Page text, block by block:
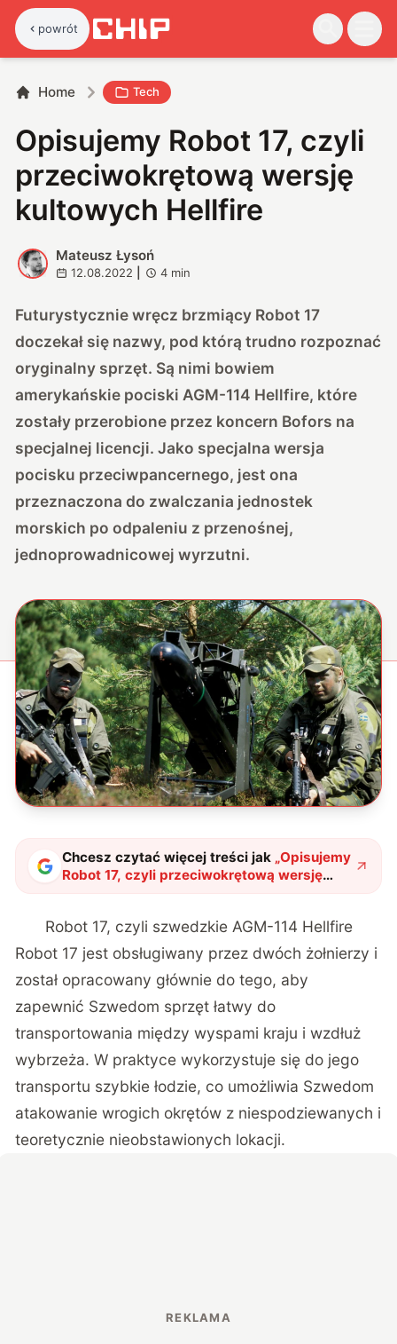
powrót
Home Tech
Opisujemy Robot 17, czyli
przeciwokrętową wersję
kultowych Hellfire
M
Mateusz Łysoń
12.08.2022 4 min
Futurystycznie wręcz brzmiący Robot 17
doczekał się nazwy, pod którą trudno rozpoznać
oryginalny sprzęt. Są nimi bowiem
amerykańskie pociski AGM-114 Hellfire, które
zostały przerobione przez koncern Bofors na
specjalnej licencji. Jako specjalna wersja
pocisku przeciwpancernego, jest ona
przeznaczona do zwalczania jednostek
morskich po odpaleniu z przenośnej,
jednoprowadnicowej wyrzutni.
Chcesz czytać więcej treści jak „Opisujemy
Robot 17, czyli przeciwokrętową wersję
kultowych Hellfire"?
Robot 17, czyli szwedzkie AGM-114 Hellfire
Robot 17 jest obsługiwany przez dwóch żołnierzy i
został opracowany głównie do tego, aby
zapewnić Szwedom sprzęt łatwy do
transportowania między wyspami kraju i wzdłuż
wybrzeża. W praktyce wykorzystuje się do jego
transportu szybkie łodzie, co umożliwia Szwedom
atakowanie wrogich okrętów z niespodziewanych i
teoretycznie nieobstawionych lokacji.